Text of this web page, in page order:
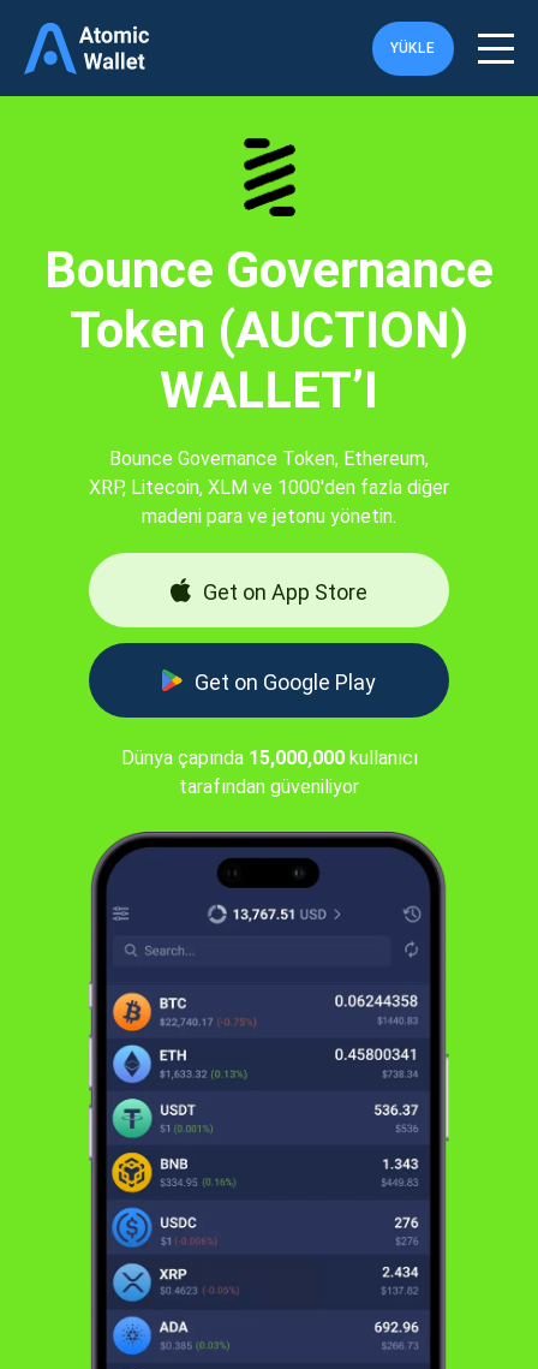
YÜKLE
Bounce Governance
Token (AUCTION)
WALLET’I
Bounce Governance Token, Ethereum,
XRP, Litecoin, XLM ve 1000'den fazla diğer
madeni para ve jetonu yönetin.
Get on App Store
Get on Google Play
Dünya çapında 15,000,000kullanıcı
tarafından güveniliyor